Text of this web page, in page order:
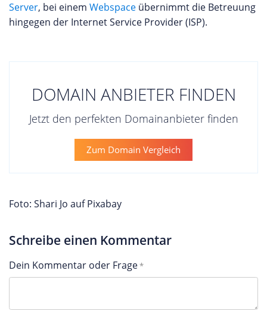
Server, bei einem Webspace übernimmt die Betreuung
hingegen der Internet Service Provider (ISP).
DOMAIN ANBIETER FINDEN
Jetzt den perfekten Domainanbieter finden
Zum Domain Vergleich
Foto: Shari Jo auf Pixabay
Schreibe einen Kommentar
Dein Kommentar oder Frage